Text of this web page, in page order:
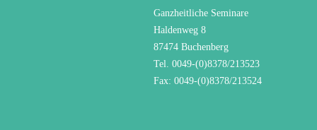
Ganzheitliche Seminare
Haldenweg 8
87474 Buchenberg
Tel. 0049-(0)8378/213523
Fax: 0049-(0)8378/213524